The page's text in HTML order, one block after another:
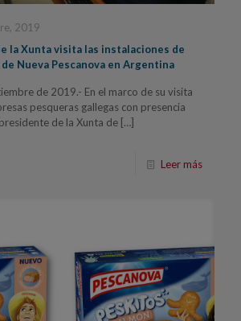
2019
la Xunta visita las instalaciones de
Nueva Pescanova en Argentina
de 2019.- En el marco de su visita
pesqueras gallegas con presencia
de la Xunta de […]
Leer más